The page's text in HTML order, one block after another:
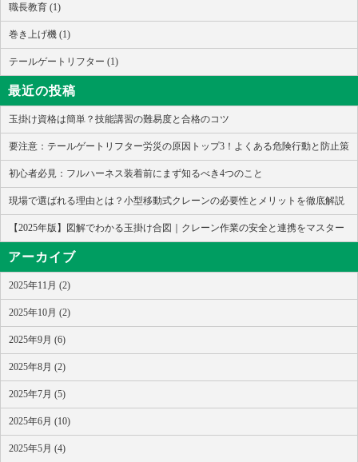
職長教育 (1)
巻き上げ機 (1)
テールゲートリフター (1)
最近の投稿
玉掛け資格は簡単？技能講習の難易度と合格のコツ
要注意：テールゲートリフター労災の原因トップ3！よくある危険行動と防止策
初心者必見：フルハーネス装着前にまず知るべき4つのこと
現場で選ばれる理由とは？小型移動式クレーンの必要性とメリットを徹底解説
【2025年版】図解でわかる玉掛け合図｜クレーン作業の安全と連携をマスター
アーカイブ
2025年11月 (2)
2025年10月 (2)
2025年9月 (6)
2025年8月 (2)
2025年7月 (5)
2025年6月 (10)
2025年5月 (4)